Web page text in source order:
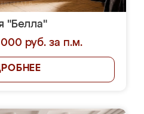
"Белла"
руб. за п.м.